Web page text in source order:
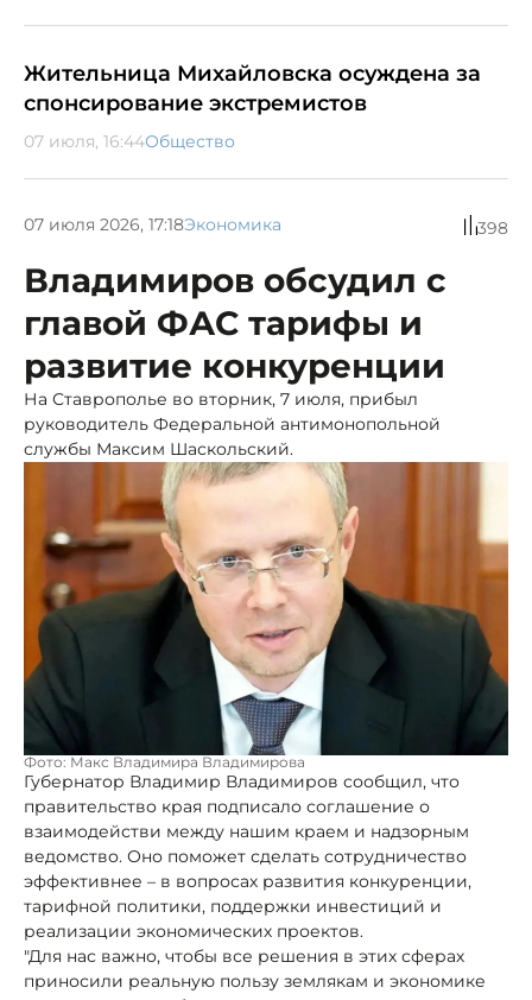
Жительница Михайловска осуждена за
спонсирование экстремистов
07 июля, 16:44Общество
07 июля 2026, 17:18Экономика 398
Владимиров обсудил с
главой ФАС тарифы и
развитие конкуренции
На Ставрополье во вторник, 7 июля, прибыл
руководитель Федеральной антимонопольной
службы Максим Шаскольский.
Фото: Макс Владимира Владимирова
Губернатор Владимир Владимиров сообщил, что
правительство края подписало соглашение о
взаимодействи между нашим краем и надзорным
ведомство. Оно поможет сделать сотрудничество
эффективнее – в вопросах развития конкуренции,
тарифной политики, поддержки инвестиций и
реализации экономических проектов.
"Для нас важно, чтобы все решения в этих сферах
приносили реальную пользу землякам и экономике